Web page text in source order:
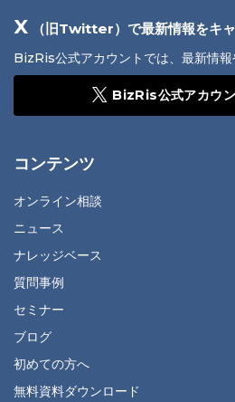
X （旧Twitter）で最新情報をキ
BizRis公式アカウントでは、最新情報
BizRis公式アカウ
コンテンツ
オンライン相談
ニュース
ナレッジベース
質問事例
セミナー
ブログ
初めての方へ
無料資料ダウンロード